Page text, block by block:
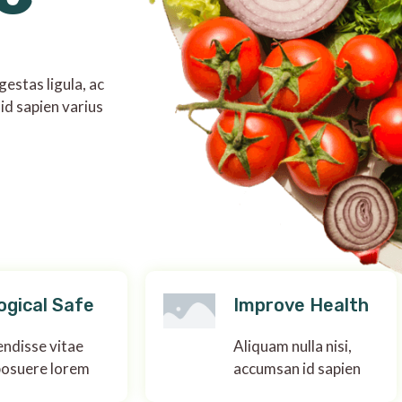
ligula, ac
sapien varius
Safe
vitae
lorem
Improve Health
Aliquam nulla nisi,
accumsan id sapien